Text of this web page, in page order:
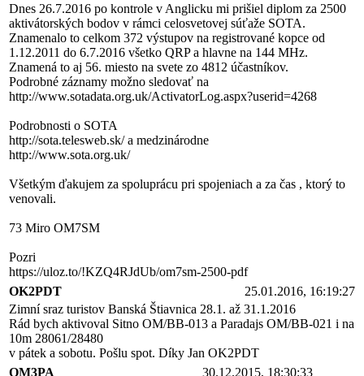
Dnes 26.7.2016 po kontrole v Anglicku mi prišiel diplom za 2500
aktivátorských bodov v rámci celosvetovej súťaže SOTA.
Znamenalo to celkom 372 výstupov na registrované kopce od
1.12.2011 do 6.7.2016 všetko QRP a hlavne na 144 MHz.
Znamená to aj 56. miesto na svete zo 4812 účastníkov.
Podrobné záznamy možno sledovať na
http://www.sotadata.org.uk/ActivatorLog.aspx?userid=4268
Podrobnosti o SOTA
http://sota.telesweb.sk/ a medzinárodne
http://www.sota.org.uk/
Všetkým ďakujem za spoluprácu pri spojeniach a za čas , ktorý to
venovali.
73 Miro OM7SM
Pozri
https://uloz.to/!KZQ4RJdUb/om7sm-2500-pdf
OK2PDT
25.01.2016, 16:19:27
Zimní sraz turistov Banská Štiavnica 28.1. až 31.1.2016
Rád bych aktivoval Sitno OM/BB-013 a Paradajs OM/BB-021 i na
10m 28061/28480
v pátek a sobotu. Pošlu spot. Díky Jan OK2PDT
OM3PA
30.12.2015, 18:30:33